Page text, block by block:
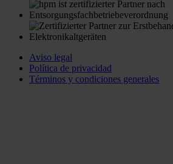
Aviso legal
Política de privacidad
Términos y condiciones generales